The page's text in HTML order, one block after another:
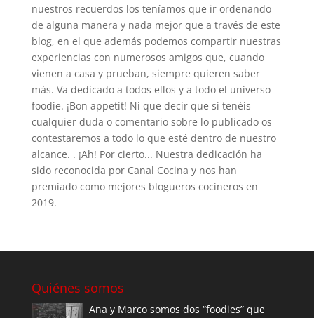
nuestros recuerdos los teníamos que ir ordenando
de alguna manera y nada mejor que a través de este
blog, en el que además podemos compartir nuestras
experiencias con numerosos amigos que, cuando
vienen a casa y prueban, siempre quieren saber
más. Va dedicado a todos ellos y a todo el universo
foodie. ¡Bon appetit! Ni que decir que si tenéis
cualquier duda o comentario sobre lo publicado os
contestaremos a todo lo que esté dentro de nuestro
alcance. . ¡Ah! Por cierto... Nuestra dedicación ha
sido reconocida por Canal Cocina y nos han
premiado como mejores blogueros cocineros en
2019.
Quiénes somos
Ana y Marco somos dos “foodies” que